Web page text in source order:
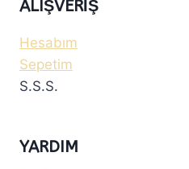
ALIŞVERIŞ
Hesabım
Sepetim
S.S.S.
YARDIM